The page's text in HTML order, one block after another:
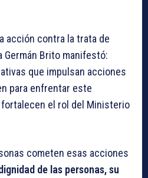
acción contra la trata de
Germán Brito manifestó:
que impulsan acciones
para enfrentar este
el rol del Ministerio
cometen esas acciones
de las personas, su